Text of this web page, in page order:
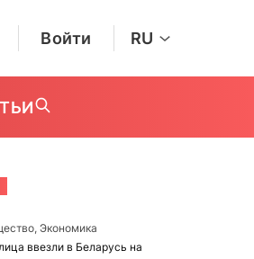
Войти RU
Экономика
ввезли в Беларусь на